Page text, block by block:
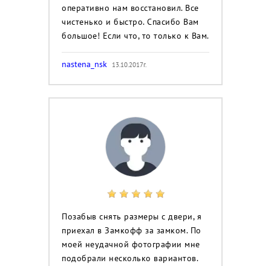
оперативно нам восстановил. Все
чистенько и быстро. Спасибо Вам
большое! Если что, то только к Вам.
nastena_nsk 13.10.2017г.
Позабыв снять размеры с двери, я
приехал в Замкофф за замком. По
моей неудачной фотографии мне
подобрали несколько вариантов.